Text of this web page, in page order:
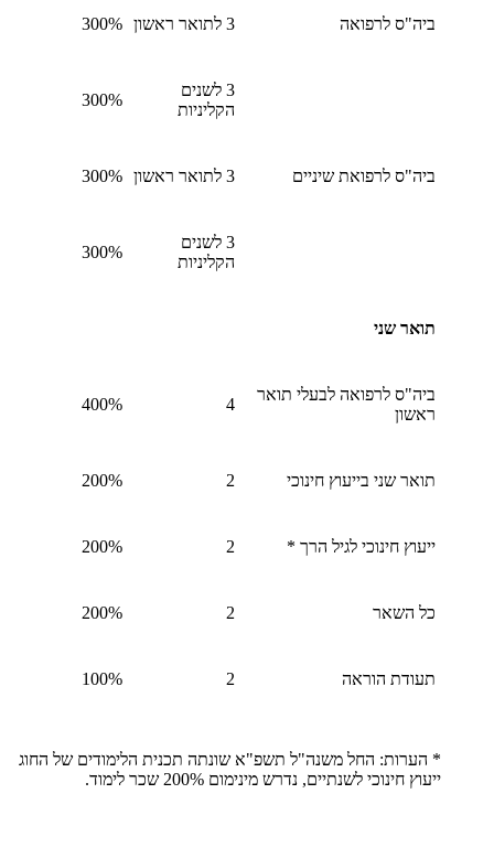
ביה"ס לרפואה 3 לתואר ראשון 300%
3 לשנים
הקליניות
300%
ביה"ס לרפואת שיניים 3 לתואר ראשון 300%
3 לשנים
הקליניות
300%
תואר שני
ביה"ס לרפואה לבעלי תואר
ראשון
4
400%
תואר שני בייעוץ חינוכי 2
200%
ייעוץ חינוכי לגיל הרך * 2
200%
כל השאר 2
200%
תעודת הוראה 2
100%
* הערות: החל משנה"ל תשפ"א שונתה תכנית הלימודים של החוג
ייעוץ חינוכי לשנתיים, נדרש מינימום 200% שכר לימוד.